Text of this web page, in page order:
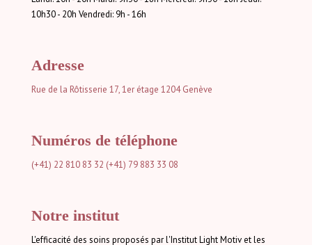
10h30 - 20h Vendredi: 9h - 16h
Adresse
Rue de la Rôtisserie 17, 1er étage 1204 Genève
Numéros de téléphone
(+41) 22 810 83 32 (+41) 79 883 33 08
Notre institut
L'efficacité des soins proposés par l'Institut Light Motiv et les